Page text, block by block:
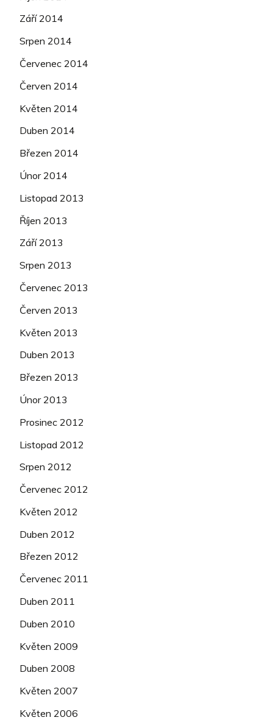
Září 2014
Srpen 2014
Červenec 2014
Červen 2014
Květen 2014
Duben 2014
Březen 2014
Únor 2014
Listopad 2013
Říjen 2013
Září 2013
Srpen 2013
Červenec 2013
Červen 2013
Květen 2013
Duben 2013
Březen 2013
Únor 2013
Prosinec 2012
Listopad 2012
Srpen 2012
Červenec 2012
Květen 2012
Duben 2012
Březen 2012
Červenec 2011
Duben 2011
Duben 2010
Květen 2009
Duben 2008
Květen 2007
Květen 2006